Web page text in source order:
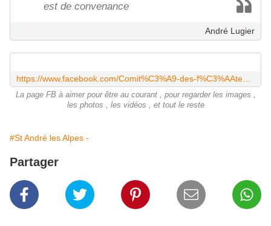
est de convenance
André Lugier
La page FB à aimer pour être au courant , pour regarder les images ,
les photos , les vidéos , et tout le reste
#St André les Alpes -
Partager